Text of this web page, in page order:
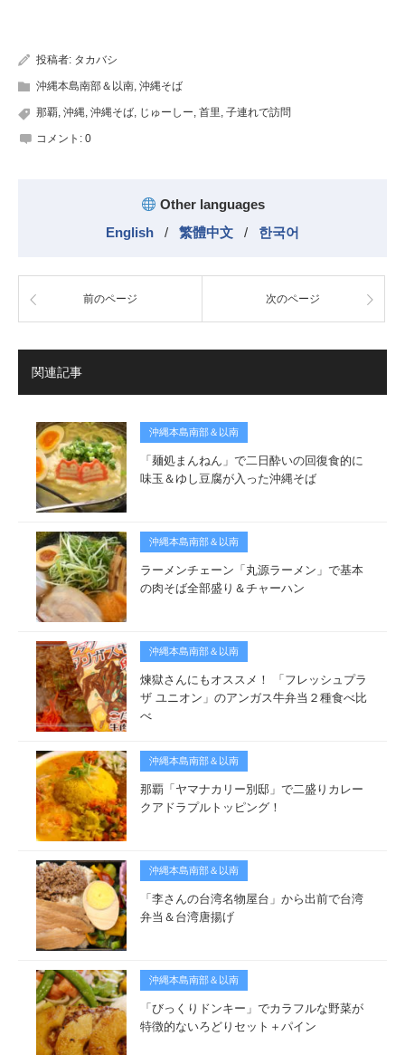
投稿者: タカバシ
沖縄本島南部＆以南, 沖縄そば
那覇, 沖縄, 沖縄そば, じゅーしー, 首里, 子連れで訪問
コメント: 0
Other languages
English
/ 繁體中文 / 한국어
前のページ 次のページ
関連記事
沖縄本島南部＆以南
「麺処まんねん」で二日酔いの回復食的に
味玉＆ゆし豆腐が入った沖縄そば
沖縄本島南部＆以南
ラーメンチェーン「丸源ラーメン」で基本
の肉そば全部盛り＆チャーハン
沖縄本島南部＆以南
煉獄さんにもオススメ！ 「フレッシュプラ
ザ ユニオン」のアンガス牛弁当２種食べ比
べ
沖縄本島南部＆以南
那覇「ヤマナカリー別邸」で二盛りカレー
クアドラプルトッピング！
沖縄本島南部＆以南
「李さんの台湾名物屋台」から出前で台湾
弁当＆台湾唐揚げ
沖縄本島南部＆以南
「びっくりドンキー」でカラフルな野菜が
特徴的ないろどりセット＋パイン